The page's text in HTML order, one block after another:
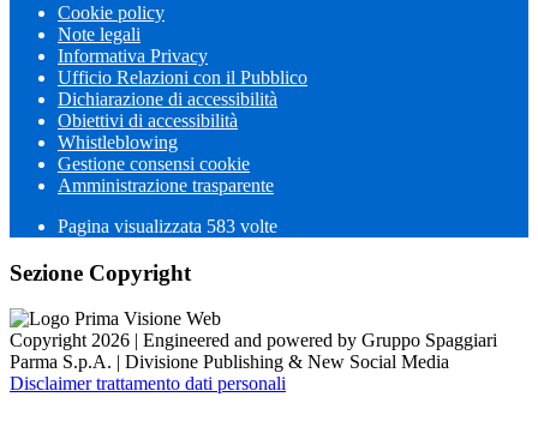
Cookie policy
Note legali
Informativa Privacy
Ufficio Relazioni con il Pubblico
Dichiarazione di accessibilità
Obiettivi di accessibilità
Whistleblowing
Gestione consensi cookie
Amministrazione trasparente
Pagina visualizzata 583 volte
Sezione Copyright
Copyright 2026 | Engineered and powered by Gruppo Spaggiari
Parma S.p.A. | Divisione Publishing & New Social Media
Disclaimer trattamento dati personali